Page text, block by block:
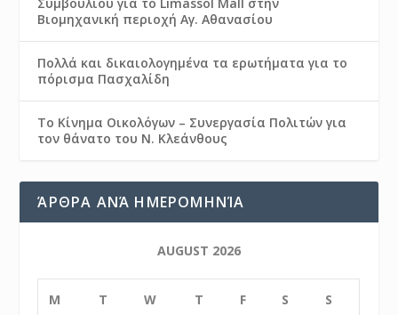
Βιομηχανική περιοχή Αγ. Αθανασίου
Πολλά και δικαιολογημένα τα ερωτήματα για το
πόρισμα Πασχαλίδη
Το Κίνημα Οικολόγων – Συνεργασία Πολιτών για
τον θάνατο του Ν. Κλεάνθους
ΆΡΘΡΑ ΑΝΆ ΗΜΕΡΟΜΗΝΊΑ
AUGUST 2026
M T W T F S S